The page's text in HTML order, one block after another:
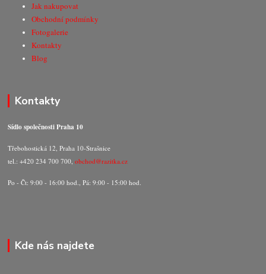
Jak nakupovat
Obchodní podmínky
Fotogalerie
Kontakty
Blog
Kontakty
Sídlo společnosti Praha 10
Třebohostická 12, Praha 10-Strašnice
tel.: +420 234 700 700,obchod@razitka.cz
Po - Čt: 9:00 - 16:00 hod., Pá: 9:00 - 15:00 hod.
Kde nás najdete